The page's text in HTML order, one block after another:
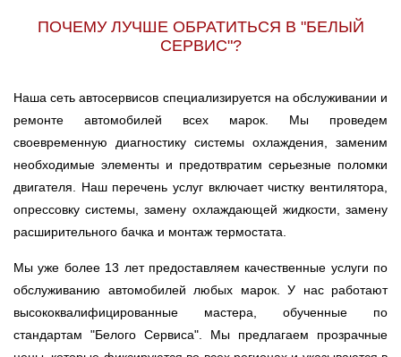
ПОЧЕМУ ЛУЧШЕ ОБРАТИТЬСЯ В "БЕЛЫЙ
СЕРВИС"?
Наша сеть автосервисов специализируется на обслуживании и
ремонте автомобилей всех марок. Мы проведем
своевременную диагностику системы охлаждения, заменим
необходимые элементы и предотвратим серьезные поломки
двигателя. Наш перечень услуг включает чистку вентилятора,
опрессовку системы, замену охлаждающей жидкости, замену
расширительного бачка и монтаж термостата.
Мы уже более 13 лет предоставляем качественные услуги по
обслуживанию автомобилей любых марок. У нас работают
высококвалифицированные мастера, обученные по
стандартам "Белого Сервиса". Мы предлагаем прозрачные